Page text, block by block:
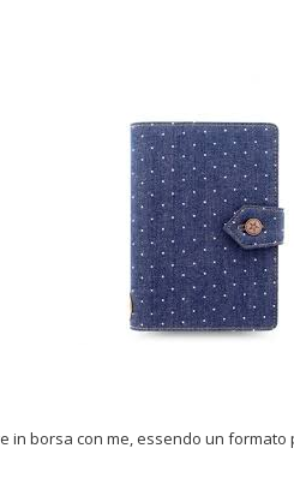
in borsa con me, essendo un